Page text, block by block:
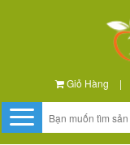
Giỏ Hàng |